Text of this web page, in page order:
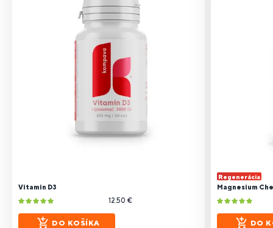
Vitamin D3
12.50 €
DO KOŠÍKA
Regenerácia
Magnesium
DO